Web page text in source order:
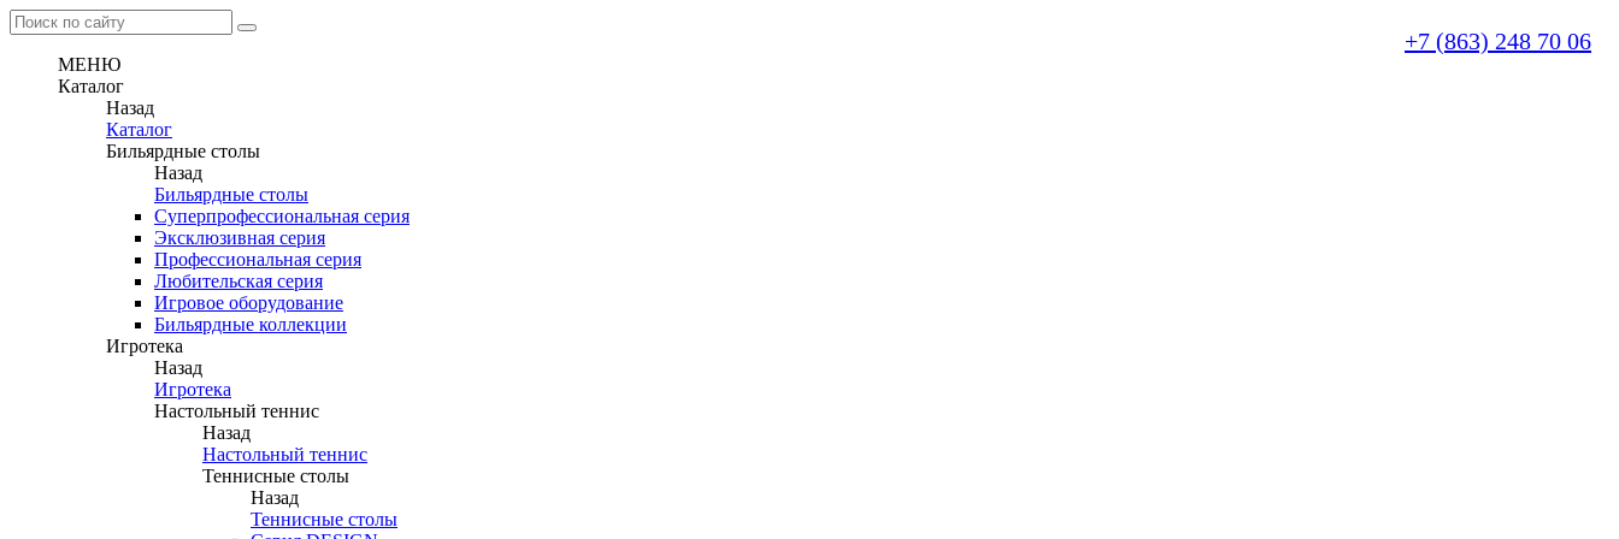
+7 (863) 248 70 06
МЕНЮ
Каталог
Назад
Каталог
Бильярдные столы
Назад
Бильярдные столы
Суперпрофессиональная серия
Эксклюзивная серия
Профессиональная серия
Любительская серия
Игровое оборудование
Бильярдные коллекции
Игротека
Назад
Игротека
Настольный теннис
Назад
Настольный теннис
Теннисные столы
Назад
Теннисные столы